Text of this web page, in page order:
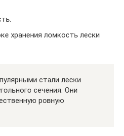
хранения ломкость лески
стали лески
сечения. Они
ровную